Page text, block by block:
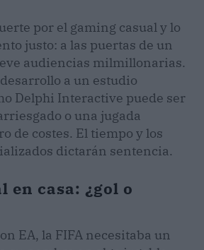
por el gaming casual y lo
justo: a las puertas de un
audiencias milmillonarias.
a un estudio
Delphi Interactive puede ser
o una jugada
de costes. El tiempo y los
dictarán sentencia.
en casa: ¿gol o
EA, la FIFA necesitaba un